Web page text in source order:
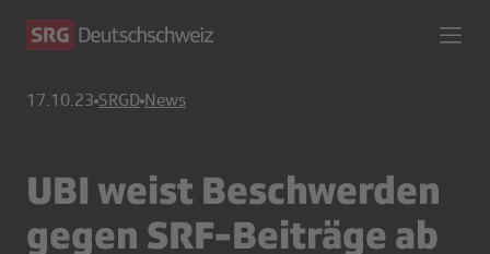
17.10.23 SRGD News
UBI weist Beschwerden
gegen SRF-Beiträge ab